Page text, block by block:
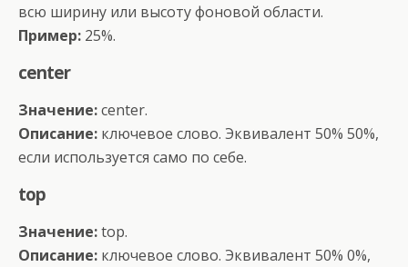
всю ширину или высоту фоновой области.
Пример: 25%.
center
Значение:center.
Описание: ключевое слово. Эквивалент 50% 50%,
если используется само по себе.
top
Значение:top.
Описание: ключевое слово. Эквивалент 50% 0%,